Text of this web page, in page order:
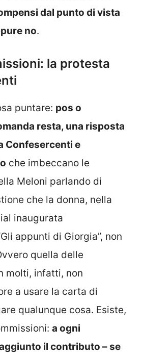
dal punto di vista
no.
la protesta
puntare: pos o
resta, una risposta
Confesercenti e
che imbeccano le
Meloni parlando di
che la donna, nella
inaugurata
appunti di Giorgia”, non
quella delle
molti, infatti, non
a usare la carta di
qualunque cosa. Esiste,
a ogni
il contributo – se